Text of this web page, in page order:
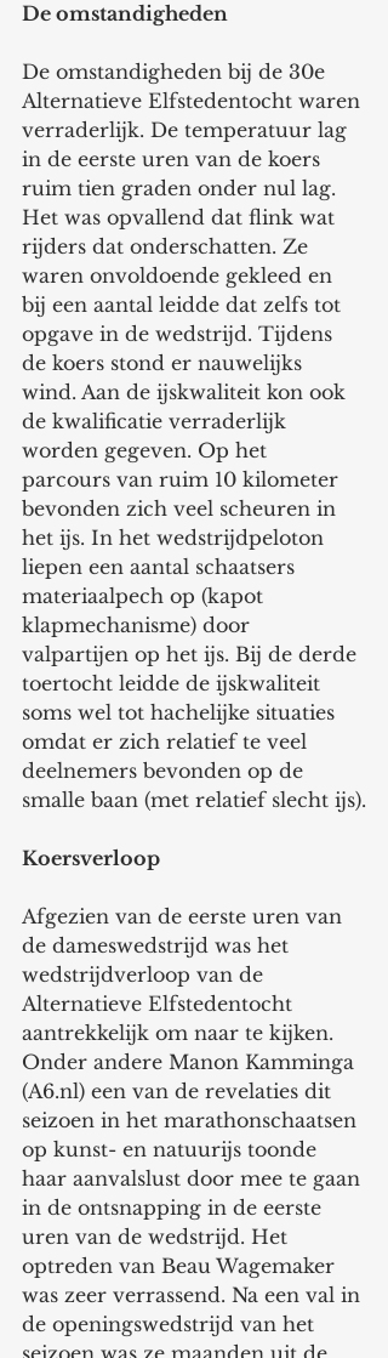
De omstandigheden
De omstandigheden bij de 30e
Alternatieve Elfstedentocht waren
verraderlijk. De temperatuur lag
in de eerste uren van de koers
ruim tien graden onder nul lag.
Het was opvallend dat flink wat
rijders dat onderschatten. Ze
waren onvoldoende gekleed en
bij een aantal leidde dat zelfs tot
opgave in de wedstrijd. Tijdens
de koers stond er nauwelijks
wind. Aan de ijskwaliteit kon ook
de kwalificatie verraderlijk
worden gegeven. Op het
parcours van ruim 10 kilometer
bevonden zich veel scheuren in
het ijs. In het wedstrijdpeloton
liepen een aantal schaatsers
materiaalpech op (kapot
klapmechanisme) door
valpartijen op het ijs. Bij de derde
toertocht leidde de ijskwaliteit
soms wel tot hachelijke situaties
omdat er zich relatief te veel
deelnemers bevonden op de
smalle baan (met relatief slecht ijs).
Koersverloop
Afgezien van de eerste uren van
de dameswedstrijd was het
wedstrijdverloop van de
Alternatieve Elfstedentocht
aantrekkelijk om naar te kijken.
Onder andere Manon Kamminga
(A6.nl) een van de revelaties dit
seizoen in het marathonschaatsen
op kunst- en natuurijs toonde
haar aanvalslust door mee te gaan
in de ontsnapping in de eerste
uren van de wedstrijd. Het
optreden van Beau Wagemaker
was zeer verrassend. Na een val in
de openingswedstrijd van het
seizoen was ze maanden uit de